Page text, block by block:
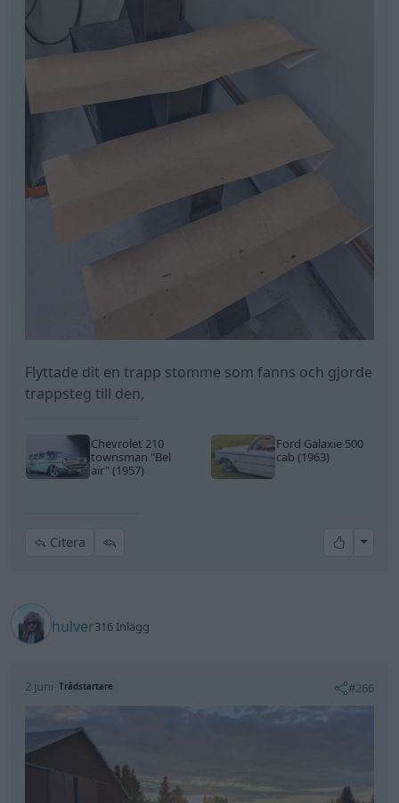
Flyttade dit en trapp stomme som fanns och gjorde
trappsteg till den,
Chevrolet 210
townsman "Bel
air"(1957)
Ford Galaxie 500
cab (1963)
Citera All
hulver316 Inlägg
2 juni Trådstartare #266